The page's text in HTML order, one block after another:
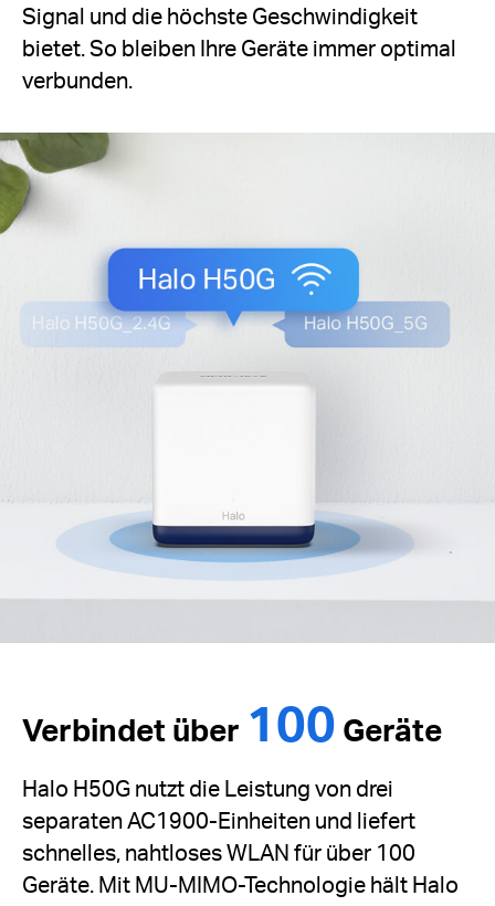
Signal und die höchste Geschwindigkeit
bietet. So bleiben Ihre Geräte immer optimal
verbunden.
Verbindet über 100 Geräte
Halo H50G nutzt die Leistung von drei
separaten AC1900-Einheiten und liefert
schnelles, nahtloses WLAN für über 100
Geräte. Mit MU-MIMO-Technologie hält Halo